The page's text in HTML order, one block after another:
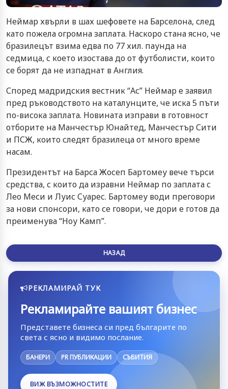
Неймар хвърли в шах шефовете на Барселона, след
като пожела огромна заплата. Наскоро стана ясно, че
бразилецът взима едва по 77 хил. паунда на
седмица, с което изостава до от футболисти, които
се борят да не изпаднат в Англия.
Според мадридския вестник “Ас” Неймар е заявил
пред ръководството на каталунците, че иска 5 пъти
по-висока заплата. Новината изправи в готовност
отборите на Манчестър Юнайтед, Манчестър Сити
и ПСЖ, които следят бразилеца от много време
насам.
Президентът на Барса Жосеп Бартомеу вече търси
средства, с които да изравни Неймар по заплата с
Лео Меси и Луис Суарес. Бартомеу води преговори
за нови спонсори, като се говори, че дори е готов да
преименува “Ноу Камп”.
НАЗАД
РЕКЛАМИРАЙ ТУК
Рекламирайте вашият бизнес
Представете бизнеса си пред българите по
света с ясно и видимо послание.
БАНЕРИ PR ПУБЛИКАЦИИ СЪБИТИЯ
ВИЖ ВЪЗМОЖНОСТИТЕ